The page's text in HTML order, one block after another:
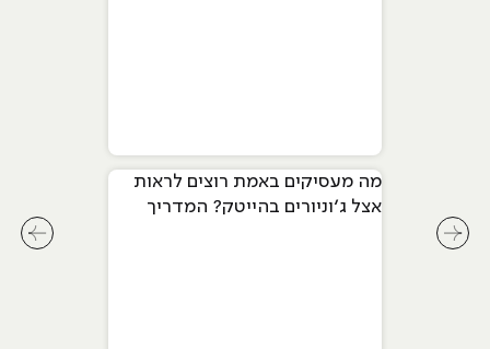
מה מעסיקים באמת רוצים לראות
אצל ג׳וניורים בהייטק? המדריך
לחץ לחץ לשיקופית קודמת בסליידר מאמרים